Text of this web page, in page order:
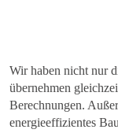
Wir haben nicht nur
übernehmen
Berechnungen.
energieeffizientes